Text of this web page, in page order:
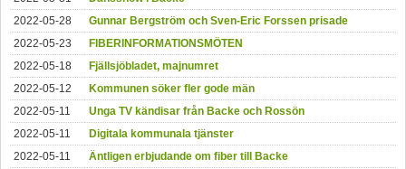
2022-05-28
Gunnar Bergström och Sven-Eric Forssen prisade
2022-05-23
FIBERINFORMATIONSMÖTEN
2022-05-18
Fjällsjöbladet, majnumret
2022-05-12
Kommunen söker fler gode män
2022-05-11
Unga TV kändisar från Backe och Rossön
2022-05-11
Digitala kommunala tjänster
2022-05-11
Äntligen erbjudande om fiber till Backe